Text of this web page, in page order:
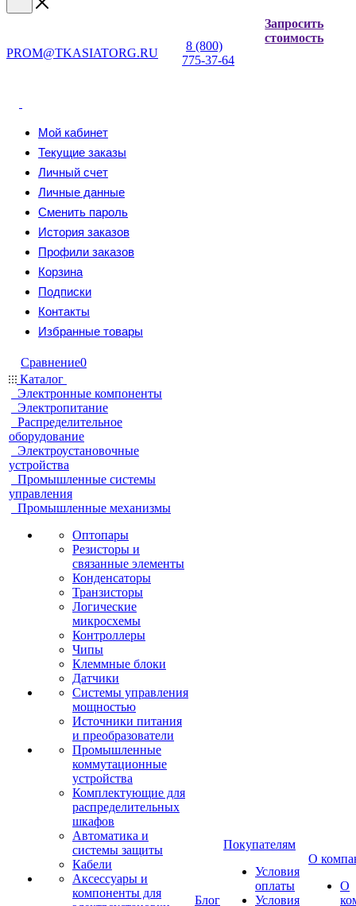
PROM@TKASIATORG.RU
8 (800)
775-37-64
Запросить
стоимость
Мой кабинет
Текущие заказы
Личный счет
Личные данные
Сменить пароль
История заказов
Профили заказов
Корзина
Подписки
Контакты
Избранные товары
Сравнение0
Каталог
Электронные компоненты
Электропитание
Распределительное
оборудование
Электроустановочные
устройства
Промышленные системы
управления
Промышленные механизмы
Оптопары
Резисторы и
связанные элементы
Конденсаторы
Транзисторы
Логические
микросхемы
Контроллеры
Чипы
Клеммные блоки
Датчики
Системы управления
мощностью
Источники питания
и преобразователи
Промышленные
коммутационные
устройства
Комплектующие для
распределительных
шкафов
Автоматика и
системы защиты
Кабели
Аксессуары и
компоненты для
Блог
Покупателям
Условия
оплаты
Условия
О
О